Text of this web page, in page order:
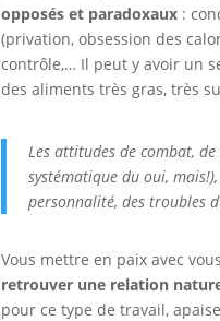
opposés et paradoxaux:
(privation, obsession des
contrôle,… Il peut y avoir un
des aliments très gras, très
Les attitudes de combat,
systématique du oui,
personnalité, des troubles
Vous mettre en paix avec
retrouver une relation
pour ce type de travail,